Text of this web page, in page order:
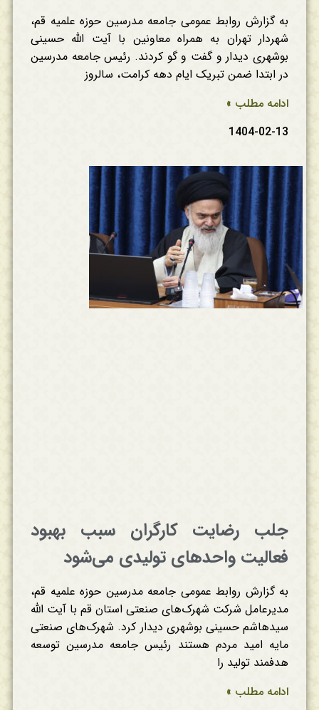
به گزارش روابط عمومی جامعه مدرسین حوزه علمیه قم،
شهردار تهران به همراه معاونین با آیت الله حسینی
بوشهری دیدار و گفت و گو کردند. رئیس جامعه مدرسین
در ابتدا ضمن تبریک ایام دهه کرامت، سالروز
ادامه مطلب »
1404-02-13
جلب رضایت کارگران سبب بهبود
فعالیت واحدهای تولیدی می‌شود
به گزارش روابط عمومی جامعه مدرسین حوزه علمیه قم،
مدیرعامل شرکت شهرک‌های صنعتی استان قم با آیت الله
سیدهاشم حسینی بوشهری دیدار کرد. شهرک‌های صنعتی
مایه امید مردم هستند رئیس جامعه مدرسین توسعه
هدفمند تولید را
ادامه مطلب »